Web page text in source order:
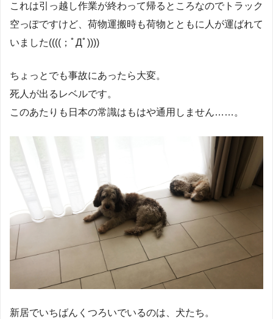
これは引っ越し作業が終わって帰るところなのでトラック
空っぽですけど、荷物運搬時も荷物とともに人が運ばれて
いました((((；ﾟДﾟ))))
ちょっとでも事故にあったら大変。
死人が出るレベルです。
このあたりも日本の常識はもはや通用しません……。
新居でいちばんくつろいでいるのは、犬たち。